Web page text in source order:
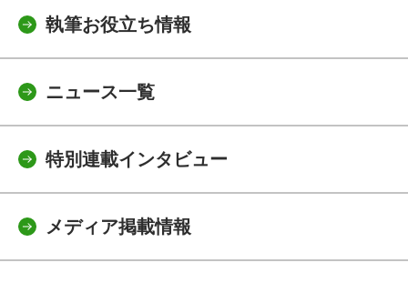
執筆お役立ち情報
ニュース一覧
特別連載インタビュー
メディア掲載情報